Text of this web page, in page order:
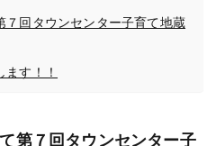
７回タウンセンター子育て地蔵
ます！！
第７回タウンセンター子